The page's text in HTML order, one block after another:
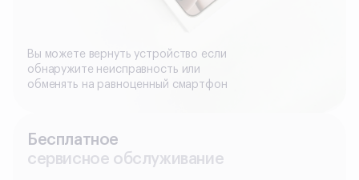
Вы можете вернуть устройство если
обнаружите неисправность или
обменять на равноценный смартфон
Бесплатное
сервисное обслуживание